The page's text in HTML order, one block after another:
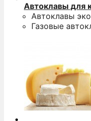
Автоклавы для
Автоклавы
Газовые